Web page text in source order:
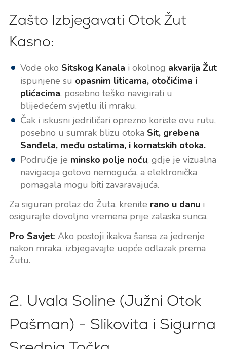
Zašto Izbjegavati Otok Žut
Kasno:
Vode oko Sitskog Kanala i okolnog akvarija Žut
ispunjene su opasnim liticama, otočićima i
plićacima, posebno teško navigirati u
blijedećem svjetlu ili mraku.
Čak i iskusni jedriličari oprezno koriste ovu rutu,
posebno u sumrak blizu otoka Sit, grebena
Sanđela, među ostalima, i kornatskih otoka.
Područje je minsko polje noću, gdje je vizualna
navigacija gotovo nemoguća, a elektronička
pomagala mogu biti zavaravajuća.
Za siguran prolaz do Žuta, krenite rano u danui
osigurajte dovoljno vremena prije zalaska sunca.
Pro Savjet: Ako postoji ikakva šansa za jedrenje
nakon mraka, izbjegavajte uopće odlazak prema
Žutu.
2. Uvala Soline (Južni Otok
Pašman) - Slikovita i Sigurna